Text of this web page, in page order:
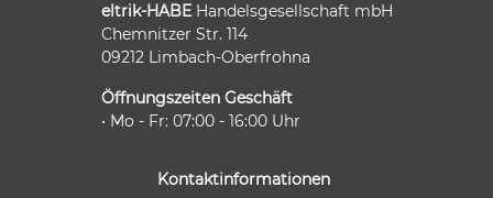
eltrik-HABEHandelsgesellschaft mbH
Chemnitzer Str. 114
09212 Limbach-Oberfrohna
Öffnungszeiten Geschäft
• Mo - Fr: 07:00 - 16:00 Uhr
Kontaktinformationen